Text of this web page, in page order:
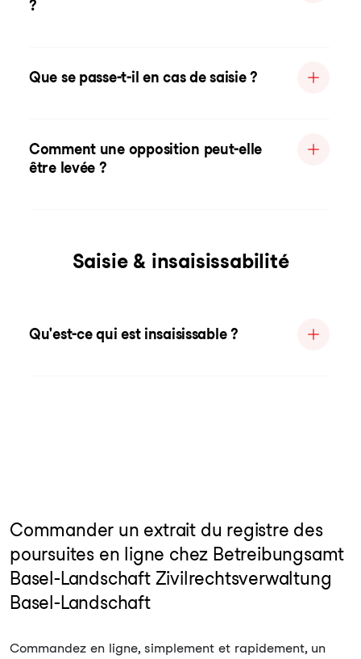
?
Que se passe-t-il en cas de saisie ?
Comment une opposition peut-elle
être levée ?
Saisie & insaisissabilité
Qu'est-ce qui est insaisissable ?
Commander un extrait du registre des
poursuites en ligne chez Betreibungsamt
Basel-Landschaft Zivilrechtsverwaltung
Basel-Landschaft
Commandez en ligne, simplement et rapidement, un